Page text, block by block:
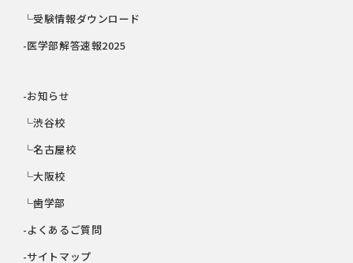
└受験情報ダウンロード
-医学部解答速報2025
-お知らせ
└渋谷校
└名古屋校
└大阪校
└歯学部
-よくあるご質問
-サイトマップ